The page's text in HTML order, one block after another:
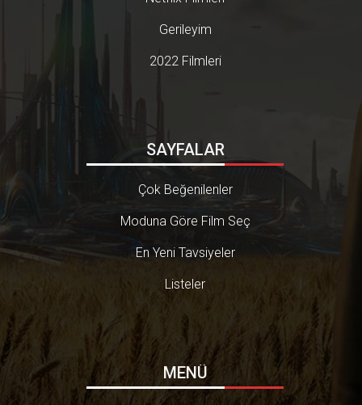
Gerileyim
2022 Filmleri
SAYFALAR
Çok Beğenilenler
Moduna Göre Film Seç
En Yeni Tavsiyeler
Listeler
MENÜ